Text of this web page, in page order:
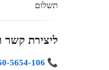
תשלום
ליצירת קשר
📞
5654-106